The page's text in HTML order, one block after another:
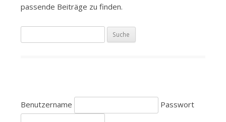
passende Beiträge zu finden.
u
a
Benutzername Passwort